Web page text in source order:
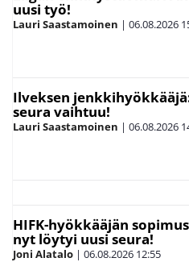
uusi työ!
Lauri Saastamoinen | 06.08.2026
Ilveksen
seura vaihtuu!
Lauri Saastamoinen | 06.08.2026
HIFK-hyökkääjän
nyt löytyi uusi seura!
Joni Alatalo | 06.08.2026 12:55